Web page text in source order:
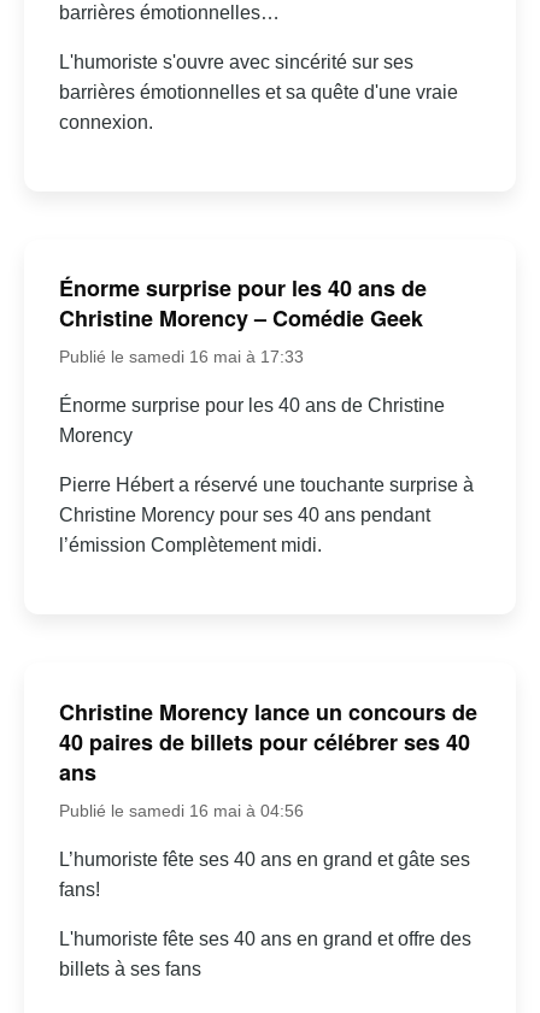
barrières émotionnelles…
L'humoriste s'ouvre avec sincérité sur ses
barrières émotionnelles et sa quête d'une vraie
connexion.
Énorme surprise pour les 40 ans de
Christine Morency – Comédie Geek
Publié le samedi 16 mai à 17:33
Énorme surprise pour les 40 ans de Christine
Morency
Pierre Hébert a réservé une touchante surprise à
Christine Morency pour ses 40 ans pendant
l’émission Complètement midi.
Christine Morency lance un concours de
40 paires de billets pour célébrer ses 40
ans
Publié le samedi 16 mai à 04:56
L’humoriste fête ses 40 ans en grand et gâte ses
fans!
L'humoriste fête ses 40 ans en grand et offre des
billets à ses fans